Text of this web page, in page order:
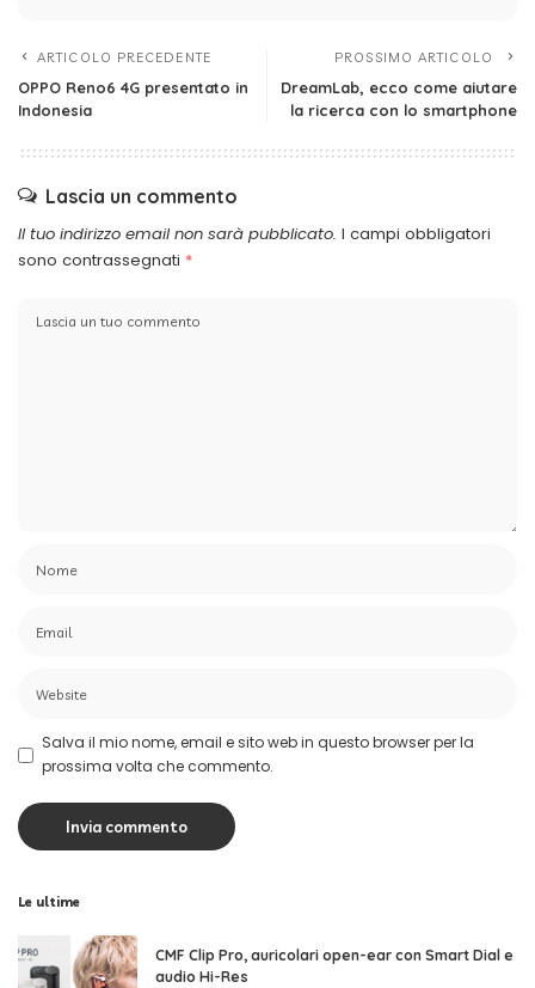
ARTICOLO PRECEDENTE
OPPO Reno6 4G presentato in
Indonesia
PROSSIMO ARTICOLO
DreamLab, ecco come aiutare
la ricerca con lo smartphone
Lascia un commento
Il tuo indirizzo email non sarà pubblicato. I campi obbligatori
sono contrassegnati *
Salva il mio nome, email e sito web in questo browser per la
prossima volta che commento.
Le ultime
CMF Clip Pro, auricolari open-ear con Smart Dial e
audio Hi-Res